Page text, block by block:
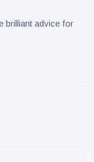
brilliant advice for